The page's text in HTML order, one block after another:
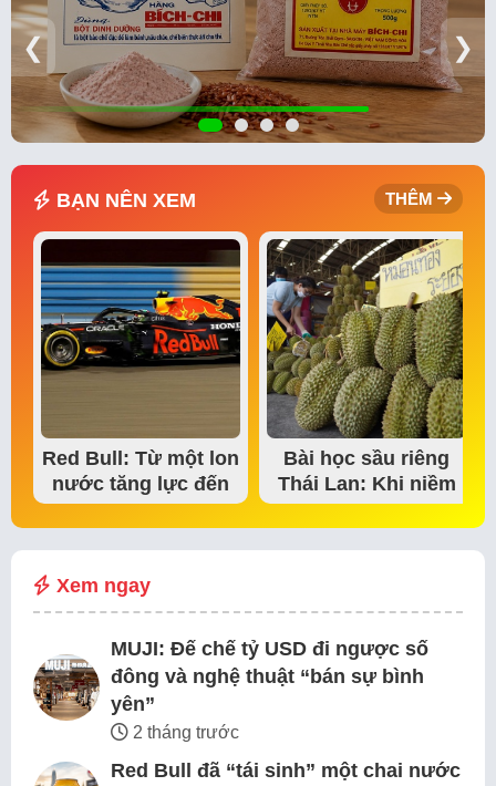
❮ ❯
BẠN NÊN XEM THÊM
Red Bull: Từ một lon
nước tăng lực đến
đế chế thể…
Bài học sầu riêng
Thái Lan: Khi niềm
tin thị trường bắt…
Xem ngay
MUJI: Đế chế tỷ USD đi ngược số
đông và nghệ thuật “bán sự bình
yên”
2 tháng trước
Red Bull đã “tái sinh” một chai nước